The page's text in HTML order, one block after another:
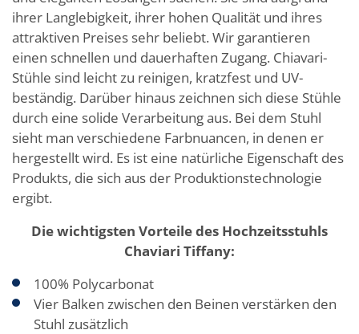
ihrer Langlebigkeit, ihrer hohen Qualität und ihres
attraktiven Preises sehr beliebt. Wir garantieren
einen schnellen und dauerhaften Zugang. Chiavari-
Stühle sind leicht zu reinigen, kratzfest und UV-
beständig. Darüber hinaus zeichnen sich diese Stühle
durch eine solide Verarbeitung aus. Bei dem Stuhl
sieht man verschiedene Farbnuancen, in denen er
hergestellt wird. Es ist eine natürliche Eigenschaft des
Produkts, die sich aus der Produktionstechnologie
ergibt.
Die wichtigsten Vorteile des Hochzeitsstuhls
Chaviari Tiffany:
100% Polycarbonat
Vier Balken zwischen den Beinen verstärken den
Stuhl zusätzlich